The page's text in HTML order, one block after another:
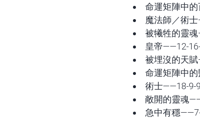
命運矩陣中
魔法師／術
被犧牲的靈
皇帝——12-16-
被埋沒的天
命運矩陣中
術士——18-9-9
敞開的靈魂
急中有穩